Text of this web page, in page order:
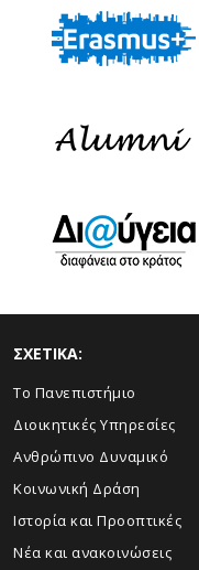
ΣΧΕΤΙΚΑ:
Το Πανεπιστήμιο
Διοικητικές Υπηρεσίες
Ανθρώπινο Δυναμικό
Κοινωνική Δράση
Ιστορία και Προοπτικές
Νέα και ανακοινώσεις